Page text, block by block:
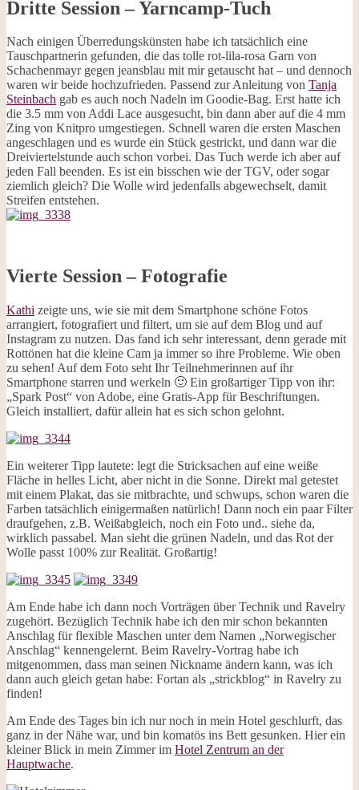
Dritte Session – Yarncamp-Tuch
Nach einigen Überredungskünsten habe ich tatsächlich eine
Tauschpartnerin gefunden, die das tolle rot-lila-rosa Garn von
Schachenmayr gegen jeansblau mit mir getauscht hat – und dennoch
waren wir beide hochzufrieden. Passend zur Anleitung von Tanja
Steinbach gab es auch noch Nadeln im Goodie-Bag. Erst hatte ich
die 3.5 mm von Addi Lace ausgesucht, bin dann aber auf die 4 mm
Zing von Knitpro umgestiegen. Schnell waren die ersten Maschen
angeschlagen und es wurde ein Stück gestrickt, und dann war die
Dreiviertelstunde auch schon vorbei. Das Tuch werde ich aber auf
jeden Fall beenden. Es ist ein bisschen wie der TGV, oder sogar
ziemlich gleich? Die Wolle wird jedenfalls abgewechselt, damit
Streifen entstehen.
Vierte Session – Fotografie
Kathi zeigte uns, wie sie mit dem Smartphone schöne Fotos
arrangiert, fotografiert und filtert, um sie auf dem Blog und auf
Instagram zu nutzen. Das fand ich sehr interessant, denn gerade mit
Rottönen hat die kleine Cam ja immer so ihre Probleme. Wie oben
zu sehen! Auf dem Foto seht Ihr Teilnehmerinnen auf ihr
Smartphone starren und werkeln 🙂 Ein großartiger Tipp von ihr:
„Spark Post“ von Adobe, eine Gratis-App für Beschriftungen.
Gleich installiert, dafür allein hat es sich schon gelohnt.
Ein weiterer Tipp lautete: legt die Stricksachen auf eine weiße
Fläche in helles Licht, aber nicht in die Sonne. Direkt mal getestet
mit einem Plakat, das sie mitbrachte, und schwups, schon waren die
Farben tatsächlich einigermaßen natürlich! Dann noch ein paar Filter
draufgehen, z.B. Weißabgleich, noch ein Foto und.. siehe da,
wirklich passabel. Man sieht die grünen Nadeln, und das Rot der
Wolle passt 100% zur Realität. Großartig!
Am Ende habe ich dann noch Vorträgen über Technik und Ravelry
zugehört. Bezüglich Technik habe ich den mir schon bekannten
Anschlag für flexible Maschen unter dem Namen „Norwegischer
Anschlag“ kennengelernt. Beim Ravelry-Vortrag habe ich
mitgenommen, dass man seinen Nickname ändern kann, was ich
dann auch gleich getan habe: Fortan als „strickblog“ in Ravelry zu
finden!
Am Ende des Tages bin ich nur noch in mein Hotel geschlurft, das
ganz in der Nähe war, und bin komatös ins Bett gesunken. Hier ein
kleiner Blick in mein Zimmer im Hotel Zentrum an der
Hauptwache.